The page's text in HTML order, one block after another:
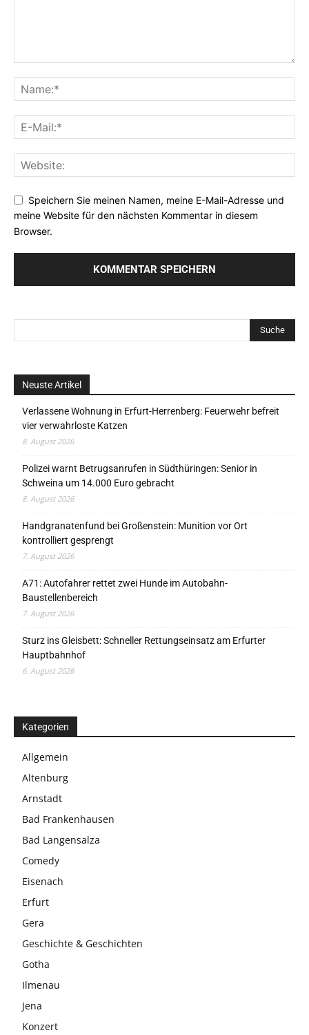
Speichern Sie meinen Namen, meine E-Mail-Adresse und
meine Website für den nächsten Kommentar in diesem
Browser.
Neuste Artikel
Verlassene Wohnung in Erfurt-Herrenberg: Feuerwehr befreit
vier verwahrloste Katzen
8. August 2026
Polizei warnt Betrugsanrufen in Südthüringen: Senior in
Schweina um 14.000 Euro gebracht
8. August 2026
Handgranatenfund bei Großenstein: Munition vor Ort
kontrolliert gesprengt
7. August 2026
A71: Autofahrer rettet zwei Hunde im Autobahn-
Baustellenbereich
7. August 2026
Sturz ins Gleisbett: Schneller Rettungseinsatz am Erfurter
Hauptbahnhof
6. August 2026
Kategorien
Allgemein
Altenburg
Arnstadt
Bad Frankenhausen
Bad Langensalza
Comedy
Eisenach
Erfurt
Gera
Geschichte & Geschichten
Gotha
Ilmenau
Jena
Konzert